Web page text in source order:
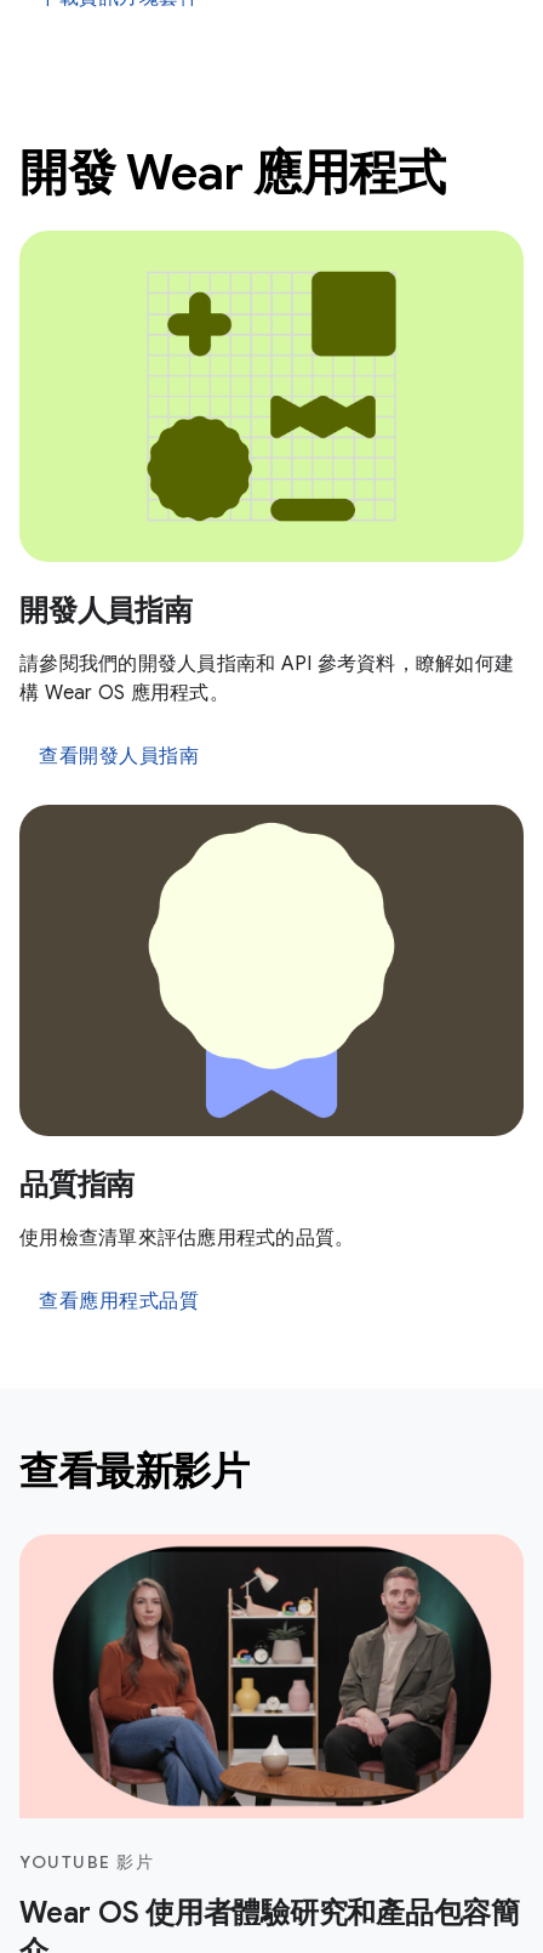
開發 Wear 應用程式
開發人員指南
請參閱我們的開發人員指南和 API 參考資料，瞭解如何建
構 Wear OS 應用程式。
查看開發人員指南
品質指南
使用檢查清單來評估應用程式的品質。
查看應用程式品質
查看最新影片
YOUTUBE 影片
Wear OS 使用者體驗研究和產品包容簡